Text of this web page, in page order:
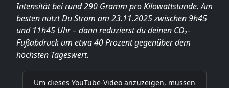
Intensität bei rund 290 Gramm pro Kilowattstunde. Am
besten nutzt Du Strom am 23.11.2025 zwischen 9h45
und 11h45 Uhr – dann reduzierst du deinen CO₂-
Fußabdruck um etwa 40 Prozent gegenüber dem
höchsten Tageswert.
Um dieses YouTube-Video anzuzeigen, müssen